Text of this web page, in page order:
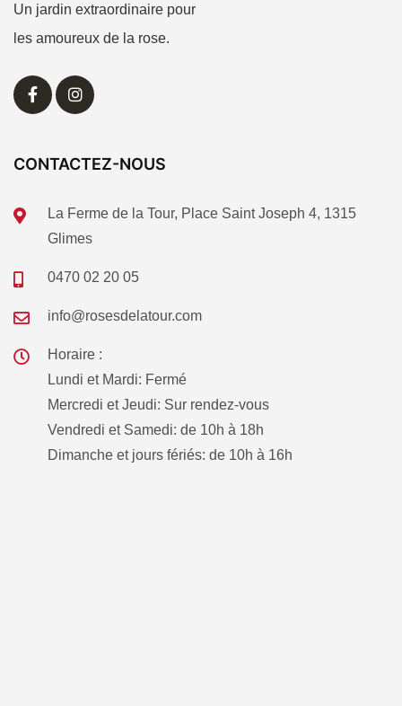
Un jardin extraordinaire pour
les amoureux de la rose.
CONTACTEZ-NOUS
La Ferme de la Tour, Place Saint Joseph 4, 1315
Glimes
0470 02 20 05
info@rosesdelatour.com
Horaire :
Lundi et Mardi: Fermé
Mercredi et Jeudi: Sur rendez-vous
Vendredi et Samedi: de 10h à 18h
Dimanche et jours fériés: de 10h à 16h